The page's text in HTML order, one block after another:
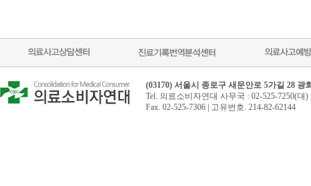
(03170) 서울시 종로구 새문안로 5가길 28 광
Tel. 의료소비자연대 사무국 : 02-525-7250(대
Fax. 02-525-7306 | 고유번호. 214-82-62144